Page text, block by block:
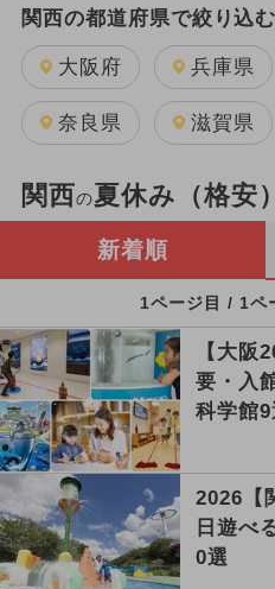
関西の都道府県で絞り込む
大阪府 兵庫県
奈良県 滋賀県
関西の夏休み（格安）
新着順
1ページ目 / 1ペ
【大阪
要・入
科学館
2026【
日遊べ
0選